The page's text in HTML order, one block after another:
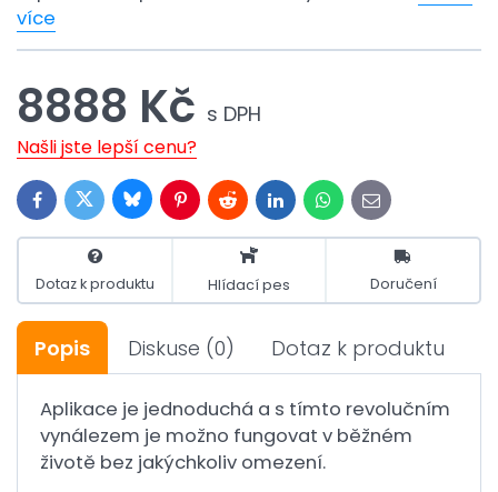
více
8888 Kč s DPH
Našli jste lepší cenu?
FacebookTwitterBlueskyPinterestRedditLinkedInWhatsApp
E-
mail
Dotaz k produktu Hlídací pes Doručení
Popis Diskuse (0) Dotaz k produktu
Aplikace je jednoduchá a s tímto revolučním
vynálezem je možno fungovat v běžném
životě bez jakýchkoliv omezení.